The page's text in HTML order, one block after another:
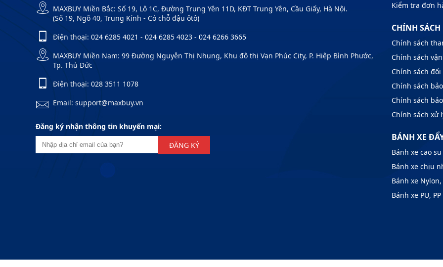
MAXBUY Miền Bắc: Số 19, Lô 1C, Đường Trung Yên 11D, KĐT Trung Yên, Cầu Giấy, Hà Nội.
(Số 19, Ngõ 40, Trung Kính - Có chỗ đậu ôtô)
Điện thoại: 024 6285 4021 - 024 6285 4023 - 024 6266 3665
MAXBUY Miền Nam: 99 Đường Nguyễn Thị Nhung, Khu đô thị Vạn Phúc City, P. Hiệp Bình Phước,
Tp. Thủ Đức
Điện thoại: 028 3511 1078
Email: support@maxbuy.vn
Đăng ký nhận thông tin khuyến mại:
ĐĂNG KÝ
Kiểm tra đơn
CHÍNH SÁCH
Chính sách
Chính sách
Chính sách đổi
Chính sách
Chính sách
Chính sách xử
BÁNH XE
Bánh xe cao su
Bánh xe chịu
Bánh xe Nylon,
Bánh xe PU, PP